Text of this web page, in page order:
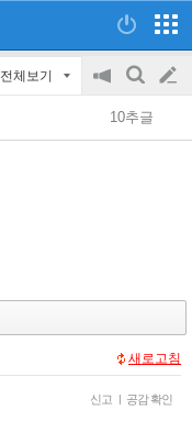
전체보기
공
지
on/off
검
색
글
쓰
10추글
새로고침
신고 | 공감 확인